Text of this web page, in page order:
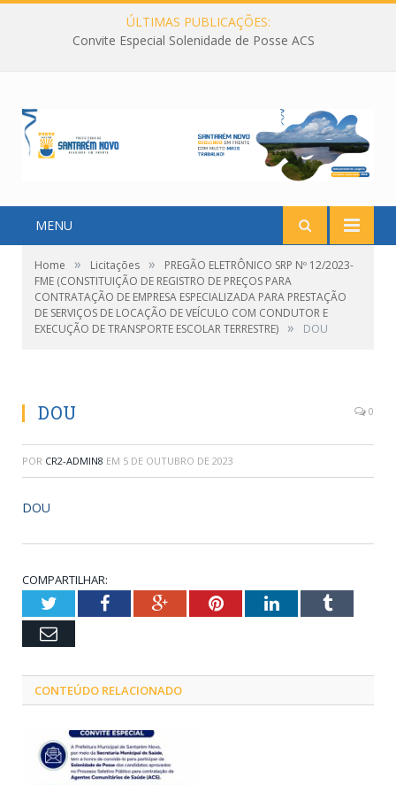
ÚLTIMAS PUBLICAÇÕES:
Convite Especial Solenidade de Posse ACS
MENU
Home » Licitações »
PREGÃO ELETRÔNICO SRP Nº 12/2023-
FME (CONSTITUIÇÃO DE REGISTRO DE PREÇOS PARA
CONTRATAÇÃO DE EMPRESA ESPECIALIZADA PARA PRESTAÇÃO
DE SERVIÇOS DE LOCAÇÃO DE VEÍCULO COM CONDUTOR E
EXECUÇÃO DE TRANSPORTE ESCOLAR TERRESTRE) » DOU
DOU 0
POR CR2-ADMIN8 EM 5 DE OUTUBRO DE 2023
DOU
COMPARTILHAR:
TwitterFacebookGoogle+PinterestLinkedInTumblr
Email
CONTEÚDO RELACIONADO